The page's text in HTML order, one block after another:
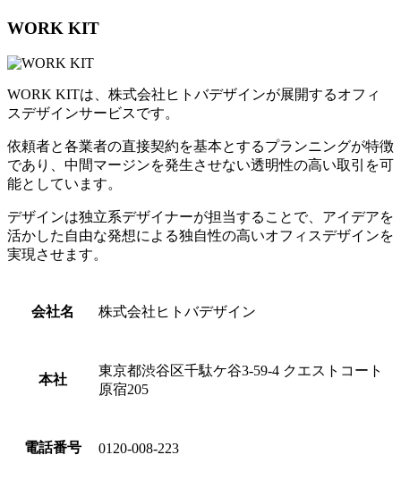
WORK KIT
WORK KITは、株式会社ヒトバデザインが展開するオフィ
スデザインサービスです。
依頼者と各業者の直接契約を基本とするプランニングが特徴
であり、 中間マージンを発生させない透明性の高い取引を可
能としています。
デザインは独立系デザイナーが担当することで、アイデアを
活かした自由な発想による独自性の高いオフィスデザインを
実現させます。
会社名 株式会社ヒトバデザイン
本社
東京都渋谷区千駄ケ谷3-59-4 クエストコート
原宿205
電話番号 0120-008-223